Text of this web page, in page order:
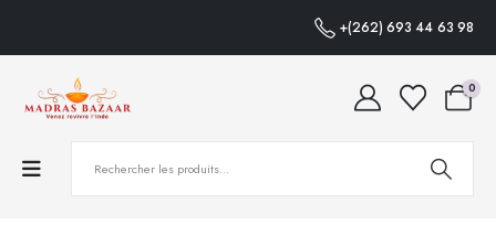
+(262) 693 44 63 98
0